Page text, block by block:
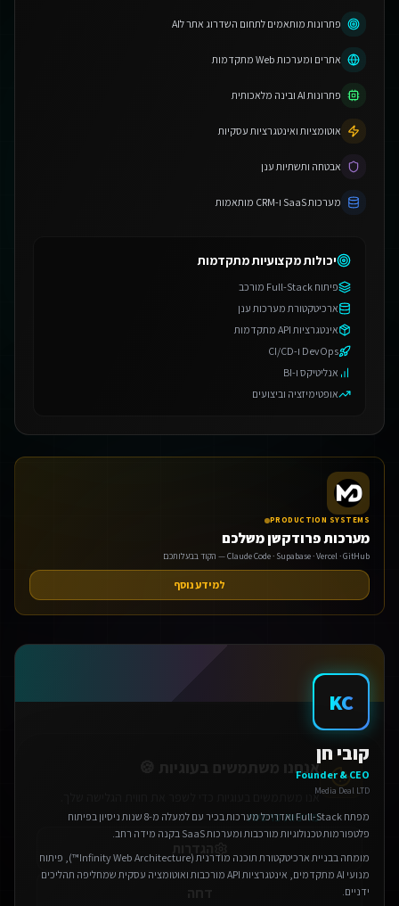
פתרונות מותאמים לתחום השדרוג אתר לAI
אתרים ומערכות Web מתקדמות
פתרונות AI ובינה מלאכותית
אוטומציות ואינטגרציות עסקיות
אבטחה ותשתיות ענן
מערכות SaaS ו-CRM מותאמות
יכולות מקצועיות מתקדמות
פיתוח Full-Stack מורכב
ארכיטקטורת מערכות ענן
אינטגרציות API מתקדמות
DevOps ו-CI/CD
אנליטיקס ו-BI
אופטימיזציה וביצועים
PRODUCTION SYSTEMS
מערכות פרודקשן משלכם
Claude Code · Supabase · Vercel · GitHub — הקוד בבעלותכם
למידע נוסף
KC
קובי חן
Founder & CEO
Media Deal LTD
מפתח Full-Stack ואדריכל מערכות בכיר עם למעלה מ-8 שנות ניסיון בפיתוח
פלטפורמות טכנולוגיות מורכבות ומערכות SaaS בקנה מידה רחב.
מומחה בבניית ארכיטקטורת תוכנה מודרנית (Infinity Web Architecture™), פיתוח
מנועי AI מתקדמים, אינטגרציות API מורכבות ואוטומציה עסקית שמחליפה תהליכים
ידניים.
אנחנו משתמשים בעוגיות 🍪
מדיניות פרטיות